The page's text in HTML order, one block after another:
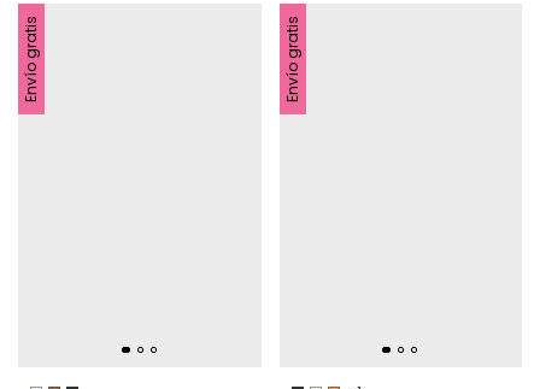
Envío gratis Envío gratis